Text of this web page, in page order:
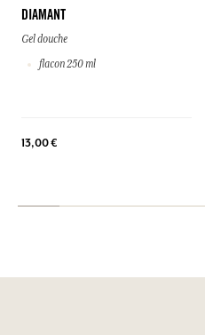
DIAMANT
Gel douche
flacon 250 ml
13,00 €